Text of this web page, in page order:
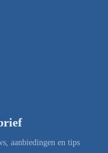
aanbiedingen en tips